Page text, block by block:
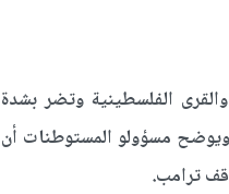
الفلسطينية وتضر بشدة
مسؤولو المستوطنات أن
ترامب.